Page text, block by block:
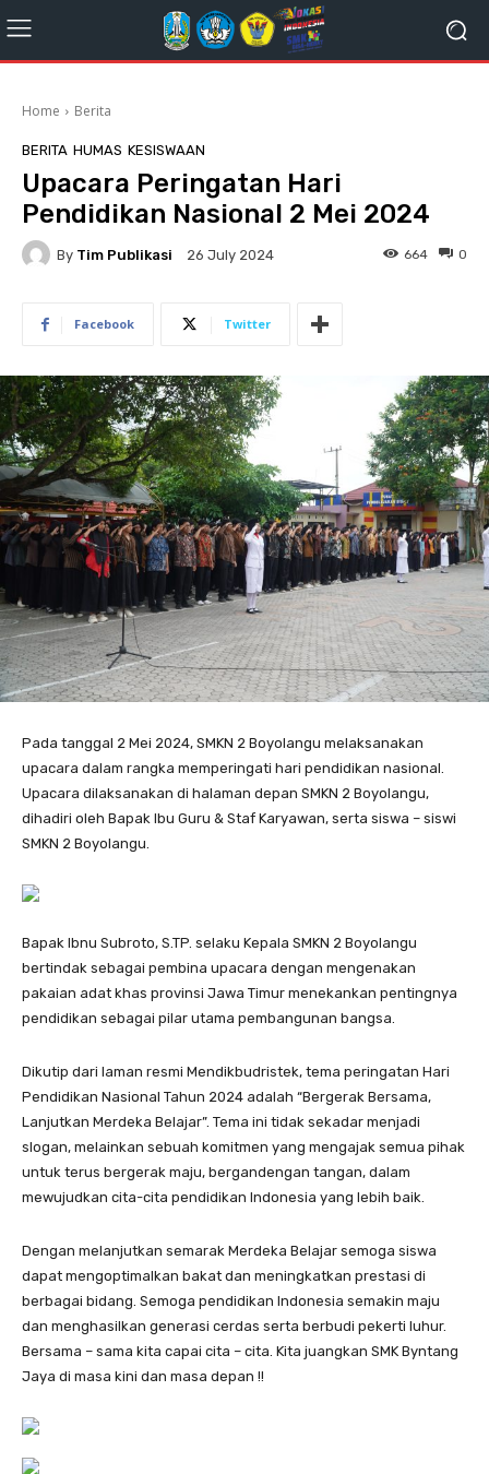
Home Berita
BERITA HUMAS KESISWAAN
Upacara Peringatan Hari
Pendidikan Nasional 2 Mei 2024
By Tim Publikasi 26 July 2024 0
664
Facebook Twitter
Pada tanggal 2 Mei 2024, SMKN 2 Boyolangu melaksanakan
upacara dalam rangka memperingati hari pendidikan nasional.
Upacara dilaksanakan di halaman depan SMKN 2 Boyolangu,
dihadiri oleh Bapak Ibu Guru & Staf Karyawan, serta siswa – siswi
SMKN 2 Boyolangu.
Bapak Ibnu Subroto, S.TP. selaku Kepala SMKN 2 Boyolangu
bertindak sebagai pembina upacara dengan mengenakan
pakaian adat khas provinsi Jawa Timur menekankan pentingnya
pendidikan sebagai pilar utama pembangunan bangsa.
Dikutip dari laman resmi Mendikbudristek, tema peringatan Hari
Pendidikan Nasional Tahun 2024 adalah “Bergerak Bersama,
Lanjutkan Merdeka Belajar”. Tema ini tidak sekadar menjadi
slogan, melainkan sebuah komitmen yang mengajak semua pihak
untuk terus bergerak maju, bergandengan tangan, dalam
mewujudkan cita-cita pendidikan Indonesia yang lebih baik.
Dengan melanjutkan semarak Merdeka Belajar semoga siswa
dapat mengoptimalkan bakat dan meningkatkan prestasi di
berbagai bidang. Semoga pendidikan Indonesia semakin maju
dan menghasilkan generasi cerdas serta berbudi pekerti luhur.
Bersama – sama kita capai cita – cita. Kita juangkan SMK Byntang
Jaya di masa kini dan masa depan !!